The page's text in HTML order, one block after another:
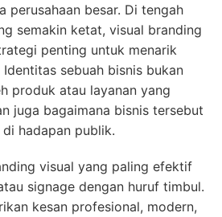
perusahaan besar. Di tengah
semakin ketat, visual branding
penting untuk menarik
sebuah bisnis bukan
produk atau layanan yang
juga bagaimana bisnis tersebut
hadapan publik.
visual yang paling efektif
signage dengan huruf timbul.
kesan profesional, modern,